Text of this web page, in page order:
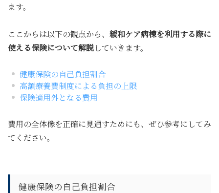
ます。
ここからは以下の観点から、 緩和ケア病棟を利用する際に
使える保険について解説していきます。
健康保険の自己負担割合
高額療養費制度による負担の上限
保険適用外となる費用
費用の全体像を正確に見通すためにも、ぜひ参考にしてみ
てください。
健康保険の自己負担割合